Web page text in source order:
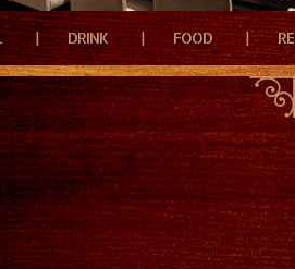
DRINK FOOD